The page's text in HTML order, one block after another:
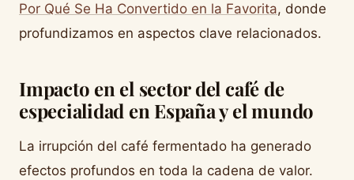
Por Qué Se Ha Convertido en la Favorita, donde
profundizamos en aspectos clave relacionados.
Impacto en el sector del café de
especialidad en España y el mundo
La irrupción del café fermentado ha generado
efectos profundos en toda la cadena de valor.